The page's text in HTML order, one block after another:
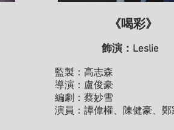
《喝彩》
飾演：Leslie
監製：高志森
導演：盧俊豪
編劇：蔡妙雪
演員：譚偉權、陳健豪、鄭